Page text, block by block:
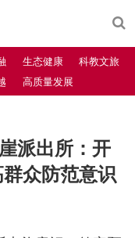
生态健康
科教文旅
高质量发展
派出所：开
众防范意识